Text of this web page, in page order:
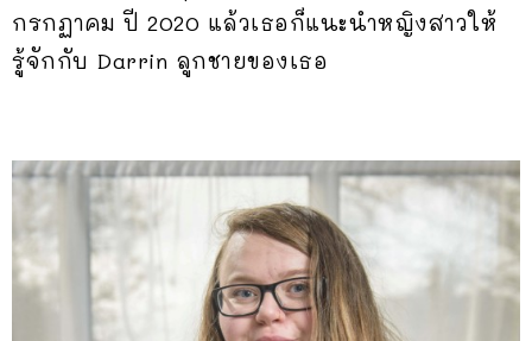
กรกฏาคม ปี 2020 แล้วเธอก็แนะนำหญิงสาวให้
รู้จักกับ Darrin ลูกชายของเธอ